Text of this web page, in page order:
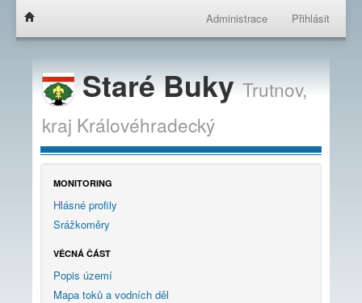
Administrace Přihlásit
Staré BukyTrutnov,
kraj Královéhradecký
MONITORING
Hlásné profily
Srážkoměry
VĚCNÁ ČÁST
Popis území
Mapa toků a vodních děl